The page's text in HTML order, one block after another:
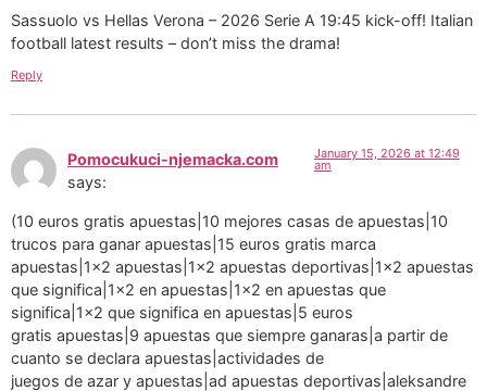
Sassuolo vs Hellas Verona – 2026 Serie A 19:45 kick-off! Italian
football latest results – don’t miss the drama!
Reply
Pomocukuci-njemacka.com
says:
January 15, 2026 at 12:49
am
(10 euros gratis apuestas|10 mejores casas de apuestas|10
trucos para ganar apuestas|15 euros gratis marca
apuestas|1×2 apuestas|1×2 apuestas deportivas|1×2 apuestas
que significa|1×2 en apuestas|1×2 en apuestas que
significa|1×2 que significa en apuestas|5 euros
gratis apuestas|9 apuestas que siempre ganaras|a partir de
cuanto se declara apuestas|actividades de
juegos de azar y apuestas|ad apuestas deportivas|aleksandre